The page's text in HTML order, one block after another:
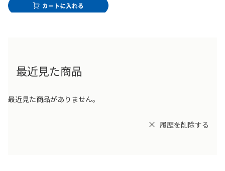
最近見た商品
最近見た商品がありません。
履歴を削除する